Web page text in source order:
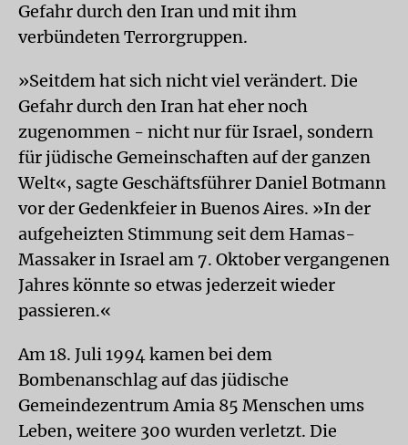
Gefahr durch den Iran und mit ihm
verbündeten Terrorgruppen.
»Seitdem hat sich nicht viel verändert. Die
Gefahr durch den Iran hat eher noch
zugenommen - nicht nur für Israel, sondern
für jüdische Gemeinschaften auf der ganzen
Welt«, sagte Geschäftsführer Daniel Botmann
vor der Gedenkfeier in Buenos Aires. »In der
aufgeheizten Stimmung seit dem Hamas-
Massaker in Israel am 7. Oktober vergangenen
Jahres könnte so etwas jederzeit wieder
passieren.«
Am 18. Juli 1994 kamen bei dem
Bombenanschlag auf das jüdische
Gemeindezentrum Amia 85 Menschen ums
Leben, weitere 300 wurden verletzt. Die